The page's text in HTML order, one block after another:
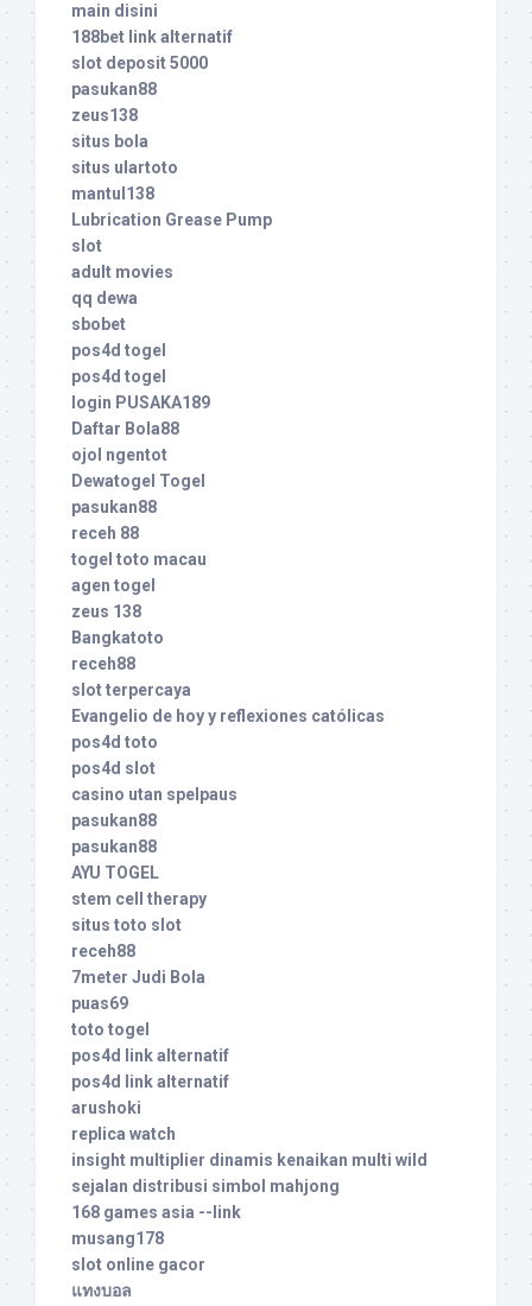
main disini
188bet link alternatif
slot deposit 5000
pasukan88
zeus138
situs bola
situs ulartoto
mantul138
Lubrication Grease Pump
slot
adult movies
qq dewa
sbobet
pos4d togel
pos4d togel
login PUSAKA189
Daftar Bola88
ojol ngentot
Dewatogel Togel
pasukan88
receh 88
togel toto macau
agen togel
zeus 138
Bangkatoto
receh88
slot terpercaya
Evangelio de hoy y reflexiones católicas
pos4d toto
pos4d slot
casino utan spelpaus
pasukan88
pasukan88
AYU TOGEL
stem cell therapy
situs toto slot
receh88
7meter Judi Bola
puas69
toto togel
pos4d link alternatif
pos4d link alternatif
arushoki
replica watch
insight multiplier dinamis kenaikan multi wild
sejalan distribusi simbol mahjong
168 games asia --link
musang178
slot online gacor
แทงบอล